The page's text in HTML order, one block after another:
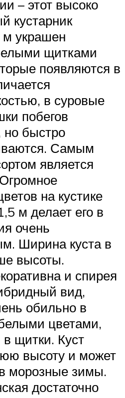
– этот высоко
кустарник
украшен
щитками
появляются в
в суровые
побегов
но быстро
Самым
является
на кустике
м делает его в
очень
Ширина куста в
высоты.
и спирея
вид,
обильно в
цветами,
щитки. Куст
высоту и может
морозные зимы.
достаточно